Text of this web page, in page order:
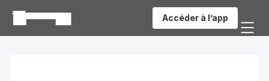
Accéder à l’app